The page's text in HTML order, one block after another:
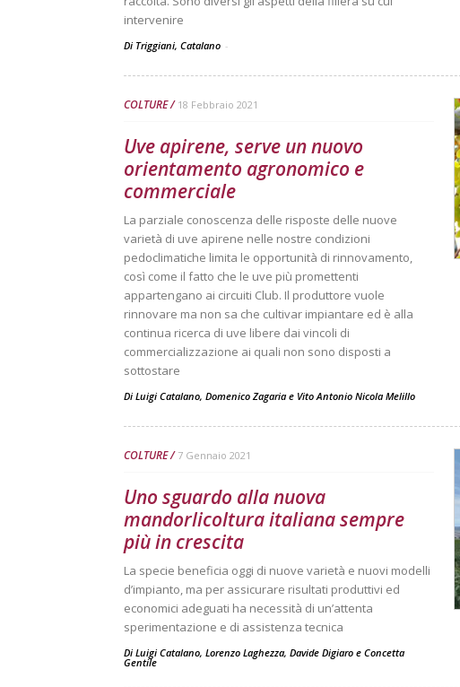
intervenire
Di Triggiani, Catalano -
COLTURE 18 Febbraio 2021
Uve apirene, serve un nuovo
orientamento agronomico e
commerciale
La parziale conoscenza delle risposte delle nuove
varietà di uve apirene nelle nostre condizioni
pedoclimatiche limita le opportunità di rinnovamento,
così come il fatto che le uve più promettenti
appartengano ai circuiti Club. Il produttore vuole
rinnovare ma non sa che cultivar impiantare ed è alla
continua ricerca di uve libere dai vincoli di
commercializzazione ai quali non sono disposti a
sottostare
Di Luigi Catalano, Domenico Zagaria e Vito Antonio Nicola Melillo
COLTURE 7 Gennaio 2021
Uno sguardo alla nuova
mandorlicoltura italiana sempre
più in crescita
La specie beneficia oggi di nuove varietà e nuovi modelli
d’impianto, ma per assicurare risultati produttivi ed
economici adeguati ha necessità di un’attenta
sperimentazione e di assistenza tecnica
Di Luigi Catalano, Lorenzo Laghezza, Davide Digiaro e Concetta
Gentile